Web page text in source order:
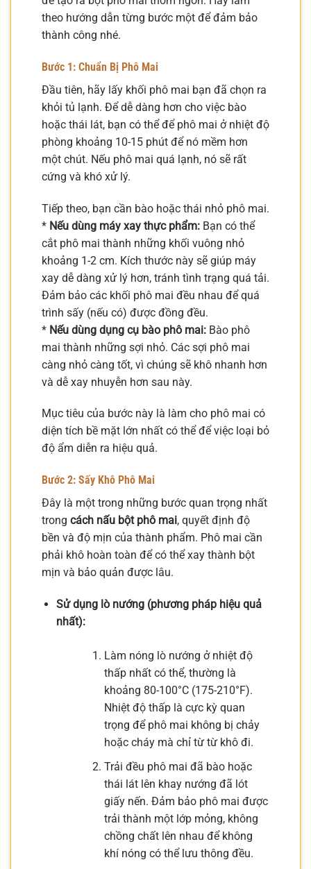
theo hướng dẫn từng bước một để đảm bảo
thành công nhé.
Bước 1: Chuẩn Bị Phô Mai
Đầu tiên, hãy lấy khối phô mai bạn đã chọn ra
khỏi tủ lạnh. Để dễ dàng hơn cho việc bào
hoặc thái lát, bạn có thể để phô mai ở nhiệt độ
phòng khoảng 10-15 phút để nó mềm hơn
một chút. Nếu phô mai quá lạnh, nó sẽ rất
cứng và khó xử lý.
Tiếp theo, bạn cần bào hoặc thái nhỏ phô mai.
* Nếu dùng máy xay thực phẩm: Bạn có thể
cắt phô mai thành những khối vuông nhỏ
khoảng 1-2 cm. Kích thước này sẽ giúp máy
xay dễ dàng xử lý hơn, tránh tình trạng quá tải.
Đảm bảo các khối phô mai đều nhau để quá
trình sấy (nếu có) được đồng đều.
* Nếu dùng dụng cụ bào phô mai: Bào phô
mai thành những sợi nhỏ. Các sợi phô mai
càng nhỏ càng tốt, vì chúng sẽ khô nhanh hơn
và dễ xay nhuyễn hơn sau này.
Mục tiêu của bước này là làm cho phô mai có
diện tích bề mặt lớn nhất có thể để việc loại bỏ
độ ẩm diễn ra hiệu quả.
Bước 2: Sấy Khô Phô Mai
Đây là một trong những bước quan trọng nhất
trong cách nấu bột phô mai, quyết định độ
bền và độ mịn của thành phẩm. Phô mai cần
phải khô hoàn toàn để có thể xay thành bột
mịn và bảo quản được lâu.
Sử dụng lò nướng (phương pháp hiệu quả
nhất):
Làm nóng lò nướng ở nhiệt độ
thấp nhất có thể, thường là
khoảng 80-100°C (175-210°F).
Nhiệt độ thấp là cực kỳ quan
trọng để phô mai không bị chảy
hoặc cháy mà chỉ từ từ khô đi.
Trải đều phô mai đã bào hoặc
thái lát lên khay nướng đã lót
giấy nến. Đảm bảo phô mai được
trải thành một lớp mỏng, không
chồng chất lên nhau để không
khí nóng có thể lưu thông đều.